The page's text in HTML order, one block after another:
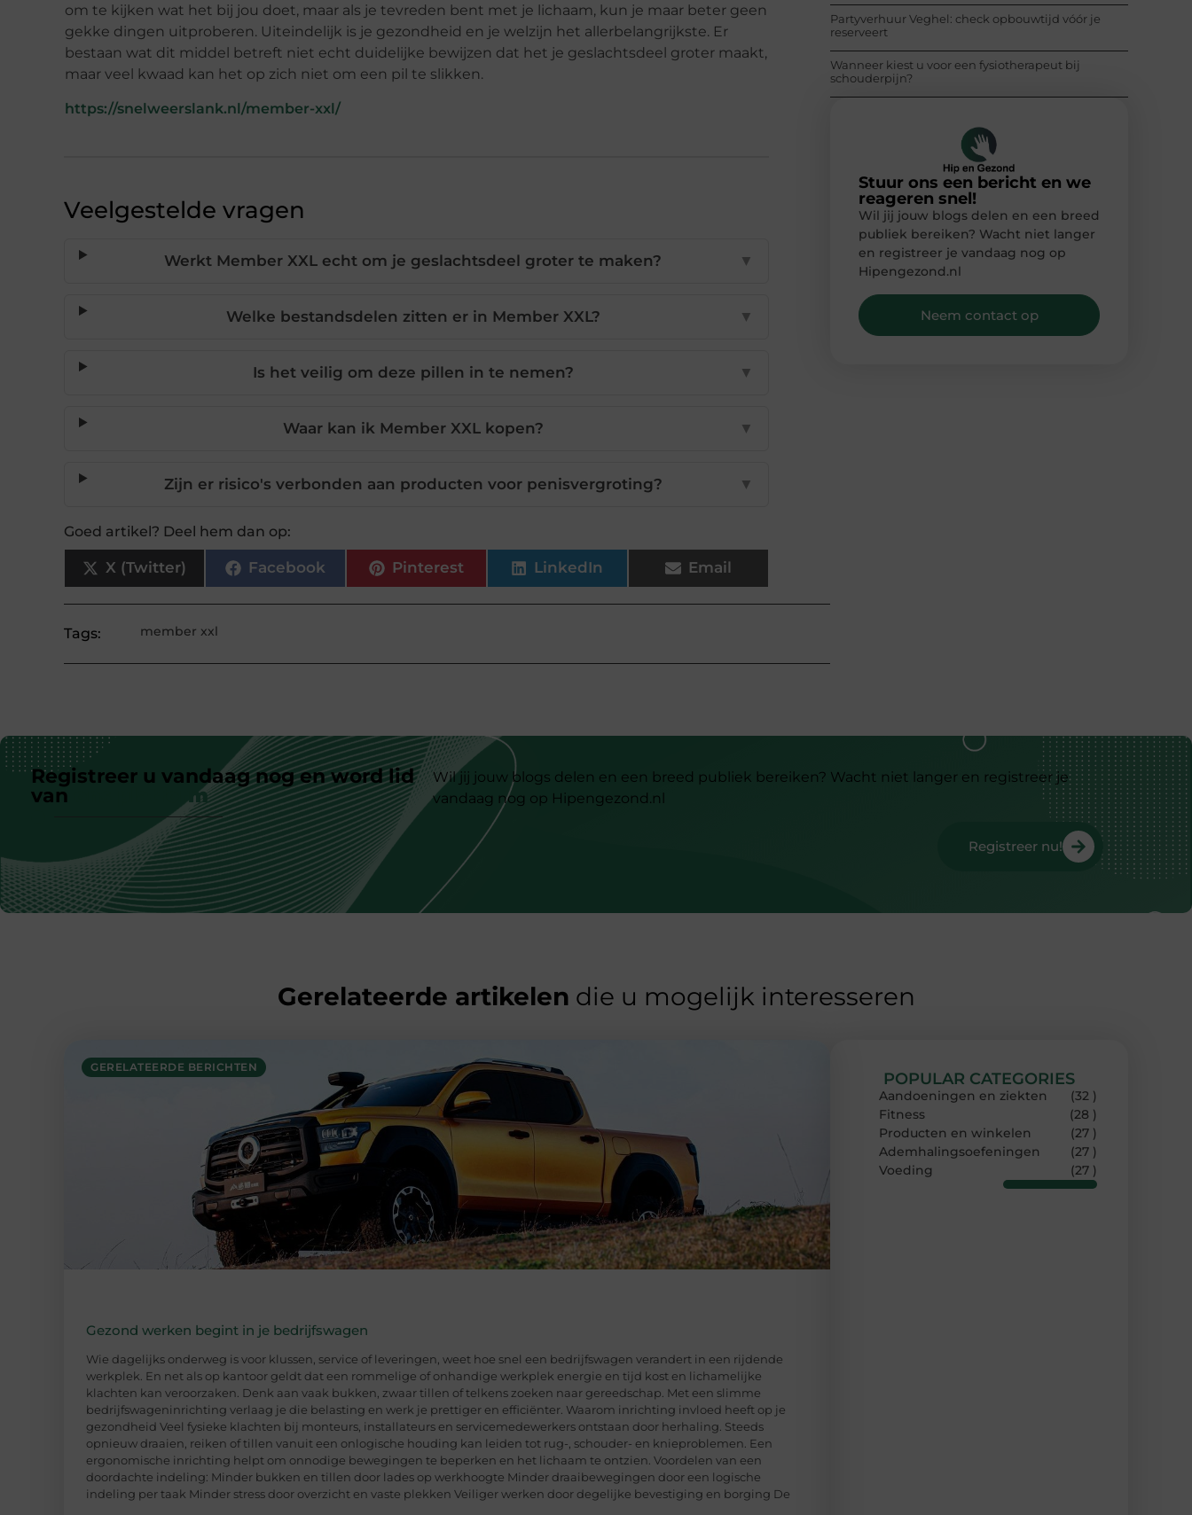
om te kijken wat het bij jou doet, maar als je tevreden bent met je lichaam, kun je maar beter geen
gekke dingen uitproberen. Uiteindelijk is je gezondheid en je welzijn het allerbelangrijkste. Er
bestaan wat dit middel betreft niet echt duidelijke bewijzen dat het je geslachtsdeel groter maakt,
maar veel kwaad kan het op zich niet om een pil te slikken.
https://snelweerslank.nl/member-xxl/
Veelgestelde vragen
Werkt Member XXL echt om je geslachtsdeel groter te maken? ▼
Welke bestandsdelen zitten er in Member XXL? ▼
Is het veilig om deze pillen in te nemen? ▼
Waar kan ik Member XXL kopen? ▼
Zijn er risico's verbonden aan producten voor penisvergroting? ▼
Goed artikel? Deel hem dan op:
X (Twitter) Facebook Pinterest LinkedIn Email
Tags: member xxl
Partyverhuur Veghel: check opbouwtijd vóór je
reserveert
Wanneer kiest u voor een fysiotherapeut bij
schouderpijn?
Stuur ons een bericht en we
reageren snel!
Wil jij jouw blogs delen en een breed
publiek bereiken? Wacht niet langer
en registreer je vandaag nog op
Hipengezond.nl
Neem contact op
Registreer u vandaag nog en word lid
van
ons platform
Wil jij jouw blogs delen en een breed publiek bereiken? Wacht niet langer en registreer je
vandaag nog op Hipengezond.nl
Registreer nu!
Gerelateerde artikelen die u mogelijk interesseren
GERELATEERDE BERICHTEN
Gezond werken begint in je bedrijfswagen
Wie dagelijks onderweg is voor klussen, service of leveringen, weet hoe snel een bedrijfswagen verandert in een rijdende
werkplek. En net als op kantoor geldt dat een rommelige of onhandige werkplek energie en tijd kost en lichamelijke
klachten kan veroorzaken. Denk aan vaak bukken, zwaar tillen of telkens zoeken naar gereedschap. Met een slimme
bedrijfswageninrichting verlaag je die belasting en werk je prettiger en efficiënter. Waarom inrichting invloed heeft op je
gezondheid Veel fysieke klachten bij monteurs, installateurs en servicemedewerkers ontstaan door herhaling. Steeds
opnieuw draaien, reiken of tillen vanuit een onlogische houding kan leiden tot rug-, schouder- en knieproblemen. Een
ergonomische inrichting helpt om onnodige bewegingen te beperken en het lichaam te ontzien. Voordelen van een
doordachte indeling: Minder bukken en tillen door lades op werkhoogte Minder draaibewegingen door een logische
indeling per taak Minder stress door overzicht en vaste plekken Veiliger werken door degelijke bevestiging en borging De
POPULAR CATEGORIES
Aandoeningen en ziekten
(32 )
Fitness
(28 )
Producten en winkelen
(27 )
Ademhalingsoefeningen
(27 )
Voeding
(27 )